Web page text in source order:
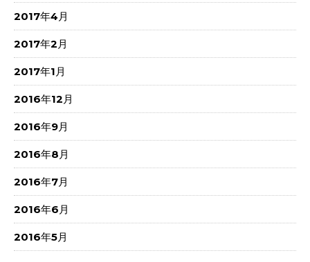
2017年4月
2017年2月
2017年1月
2016年12月
2016年9月
2016年8月
2016年7月
2016年6月
2016年5月